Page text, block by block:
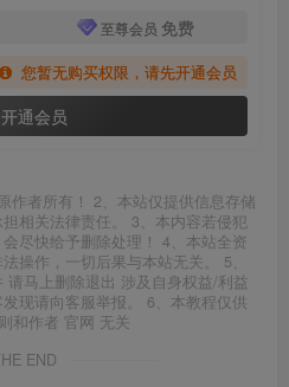
至尊会员 免费
您暂无购买权限，请先开通会员
开通会员
作者所有！ 2、本站仅提供信息存储
相关法律责任。 3、本内容若侵犯
尽快给予删除处理！ 4、本站全资
操作，一切后果与本站无关。 5、
请马上删除退出 涉及自身权益/利益
现请向客服举报。 6、本教程仅供
和作者 官网 无关
END